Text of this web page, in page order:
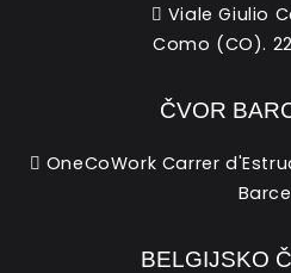
Viale Giulio
Como (CO).
ČVOR
OneCoWork Carrer
BELGIJSKO